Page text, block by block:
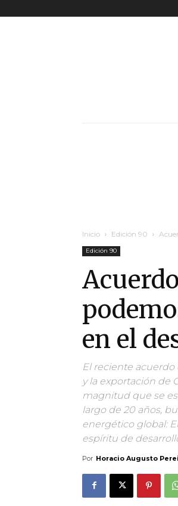
Inicio Edición 90
Edición 90
en el
El reciente acuerdo
y la exportación de
magnitud que se
largo de 20 años,
energético global:
espíritu de
Por Horacio Augusto